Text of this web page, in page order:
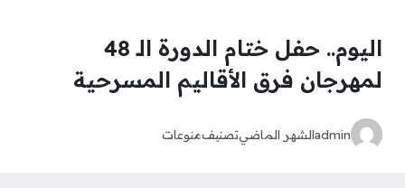
اليوم.. حفل ختام الدورة الـ 48
لمهرجان فرق الأقاليم المسرحية
adminالشهر الماضيتصنيفمنوعات